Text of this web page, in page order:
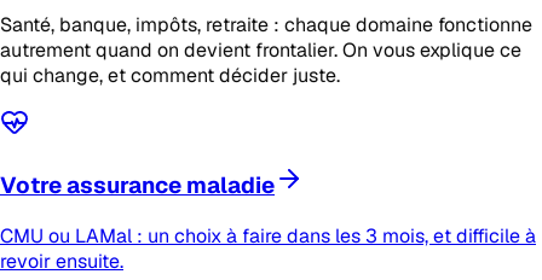
Santé, banque, impôts, retraite : chaque domaine fonctionne
autrement quand on devient frontalier. On vous explique ce
qui change, et comment décider juste.
Votre assurance maladie
CMU ou LAMal : un choix à faire dans les 3 mois, et difficile à
revoir ensuite.